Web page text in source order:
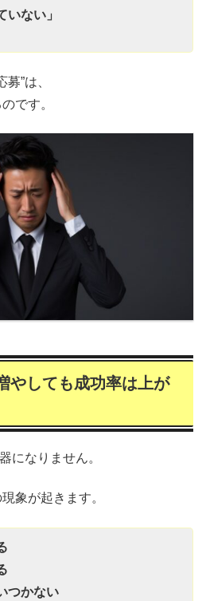
いない」
”は、
です。
しても成功率は上が
になりません。
象が起きます。
つかない